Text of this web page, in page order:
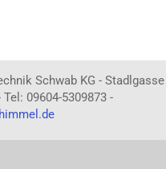
Schwab KG - Stadlgasse
09604-5309873 -